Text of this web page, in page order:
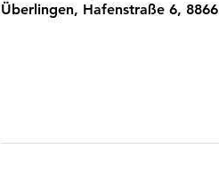
Überlingen, Hafenstraße 6,